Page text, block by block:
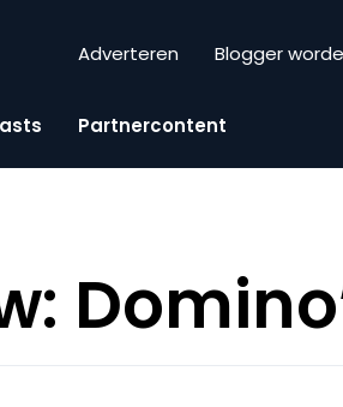
Adverteren Blogger
Partnercontent